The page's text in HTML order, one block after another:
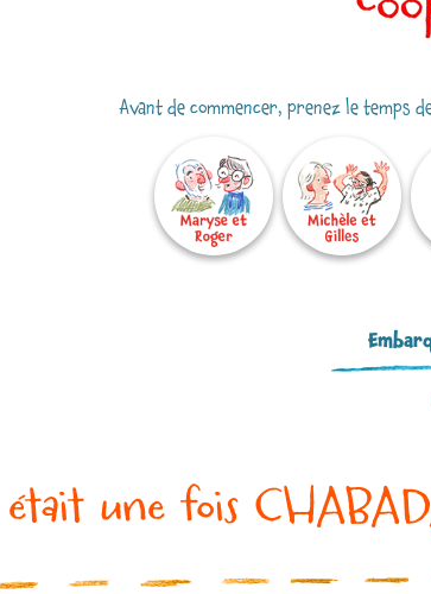
Avant de commencer, prenez le temps
une fois